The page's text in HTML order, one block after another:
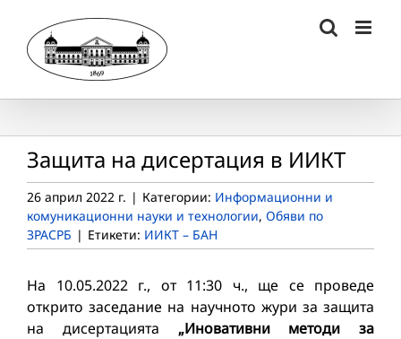
content
Защита на дисертация в ИИКТ
26 април 2022 г. | Категории: Информационни и
комуникационни науки и технологии, Обяви по
ЗРАСРБ | Етикети: ИИКТ – БАН
На 10.05.2022 г., от 11:30 ч., ще се проведе
открито заседание на научното жури за защита
на дисертацията „Иновативни методи за